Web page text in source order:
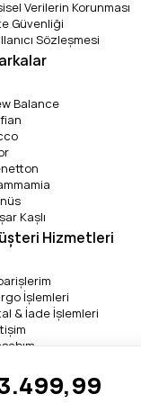
Verilerin Korunması
Güvenliği
Sözleşmesi
Balance
Kaşlı
Hizmetleri
İşlemleri
& İade İşlemleri
Copyright 2026 ©
BORDO